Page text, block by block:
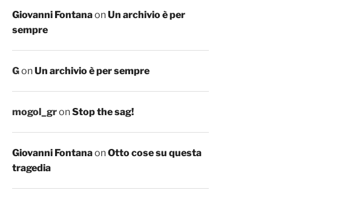
Giovanni FontanaonUn archivio è per
sempre
GonUn archivio è per sempre
mogol_gronStop the sag!
Giovanni FontanaonOtto cose su questa
tragedia